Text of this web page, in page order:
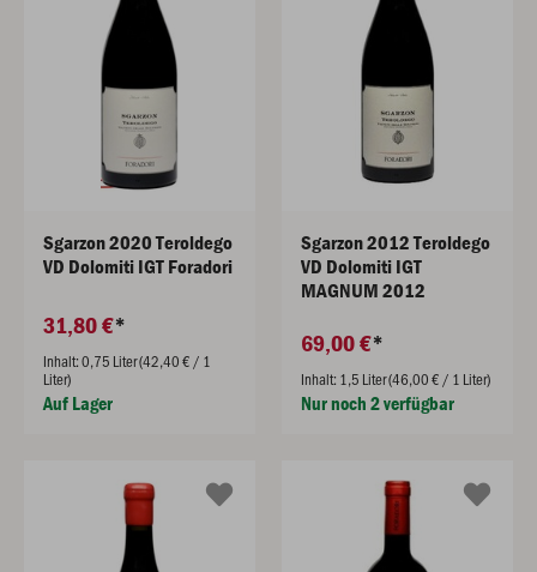
Sgarzon 2020 Teroldego
VD Dolomiti IGT Foradori
31,80 €
Inhalt: 0,75 Liter (42,40 € / 1
Liter)
Auf Lager
Sgarzon 2012 Teroldego
VD Dolomiti IGT
MAGNUM 2012
69,00 €
Inhalt: 1,5 Liter (46,00 € / 1 Liter)
Nur noch 2 verfügbar